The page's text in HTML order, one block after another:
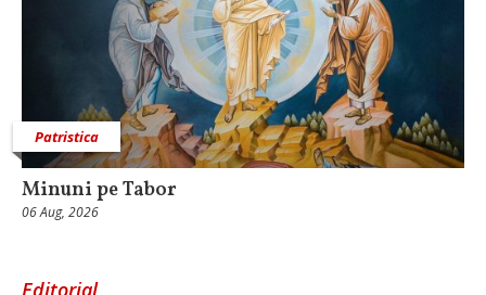
Patristica
Minuni pe Tabor
06 Aug, 2026
Editorial